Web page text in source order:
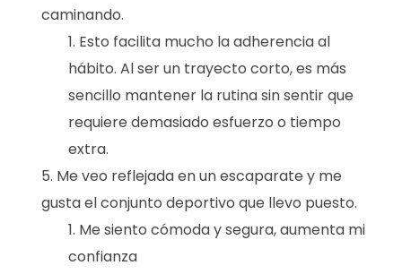
caminando.
Esto facilita mucho la adherencia al
hábito. Al ser un trayecto corto, es más
sencillo mantener la rutina sin sentir que
requiere demasiado esfuerzo o tiempo
extra.
Me veo reflejada en un escaparate y me
gusta el conjunto deportivo que llevo puesto.
Me siento cómoda y segura, aumenta mi
confianza